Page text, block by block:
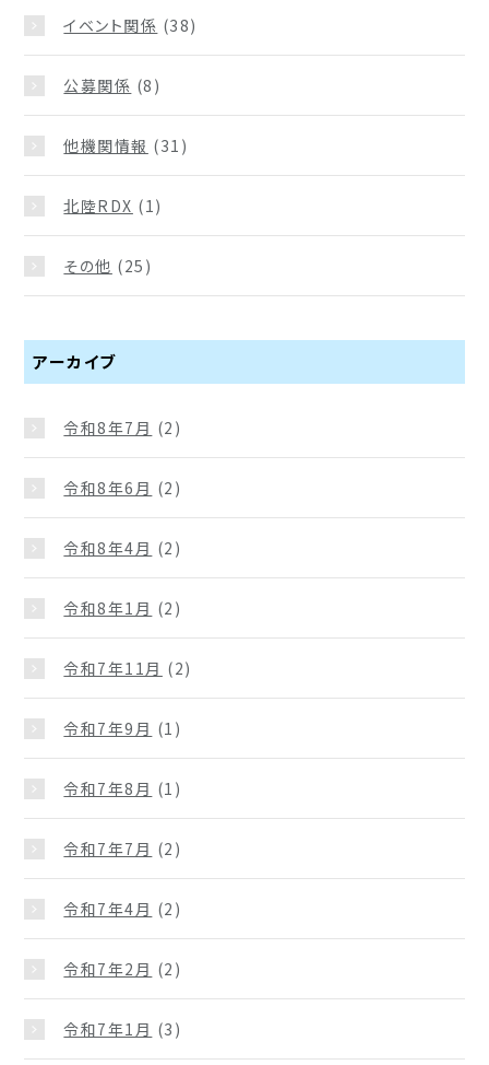
イベント関係 (38)
公募関係 (8)
他機関情報 (31)
北陸RDX (1)
その他 (25)
アーカイブ
令和8年7月 (2)
令和8年6月 (2)
令和8年4月 (2)
令和8年1月 (2)
令和7年11月 (2)
令和7年9月 (1)
令和7年8月 (1)
令和7年7月 (2)
令和7年4月 (2)
令和7年2月 (2)
令和7年1月 (3)